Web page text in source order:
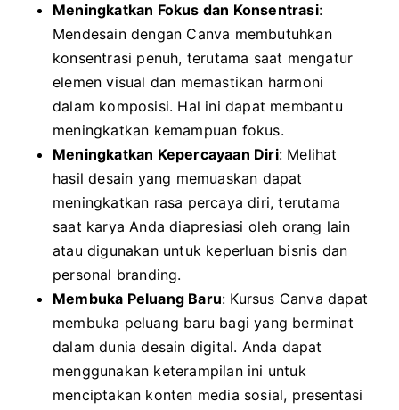
Meningkatkan Fokus dan Konsentrasi:
Mendesain dengan Canva membutuhkan
konsentrasi penuh, terutama saat mengatur
elemen visual dan memastikan harmoni
dalam komposisi. Hal ini dapat membantu
meningkatkan kemampuan fokus.
Meningkatkan Kepercayaan Diri: Melihat
hasil desain yang memuaskan dapat
meningkatkan rasa percaya diri, terutama
saat karya Anda diapresiasi oleh orang lain
atau digunakan untuk keperluan bisnis dan
personal branding.
Membuka Peluang Baru: Kursus Canva dapat
membuka peluang baru bagi yang berminat
dalam dunia desain digital. Anda dapat
menggunakan keterampilan ini untuk
menciptakan konten media sosial, presentasi